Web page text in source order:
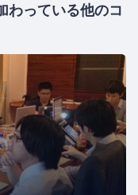
わっている他のコ